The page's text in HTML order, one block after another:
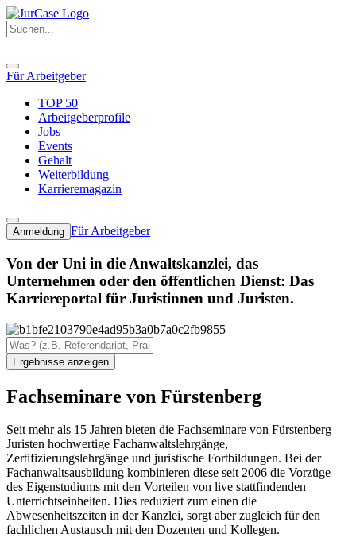
Für Arbeitgeber
TOP 50
Arbeitgeberprofile
Jobs
Events
Gehalt
Weiterbildung
Karrieremagazin
Anmeldung Für Arbeitgeber
Von der Uni in die Anwaltskanzlei, das
Unternehmen oder den öffentlichen Dienst: Das
Karriereportal für Juristinnen und Juristen.
Ergebnisse anzeigen
Fachseminare von Fürstenberg
Seit mehr als 15 Jahren bieten die Fachseminare von Fürstenberg
Juristen hochwertige Fachanwaltslehrgänge,
Zertifizierungslehrgänge und juristische Fortbildungen. Bei der
Fachanwaltsausbildung kombinieren diese seit 2006 die Vorzüge
des Eigenstudiums mit den Vorteilen von live stattfindenden
Unterrichtseinheiten. Dies reduziert zum einen die
Abwesenheitszeiten in der Kanzlei, sorgt aber zugleich für den
fachlichen Austausch mit den Dozenten und Kollegen.